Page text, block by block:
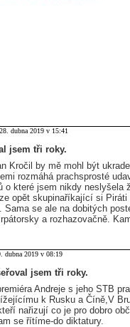
dubna 2019 v 15:41
jsem tři roky.
Kročil by mě mohl být
rozmáhá prachsprosté
o které jsem nikdy neslyšela
opět skupinaříkající si Piráti
Sama se ale na dobitých
a rozhazovačně.
dubna 2019 v 08:19
jsem tři roky.
Andreje s jeho STB
k Rusku a Číně,V
nařizují co je pro dobro
se řítíme-do diktatury.